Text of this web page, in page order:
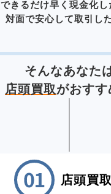
できるだけ早く現金化し
対面で安心して取引した
そんなあなた
店頭買取がおすす
店頭買取